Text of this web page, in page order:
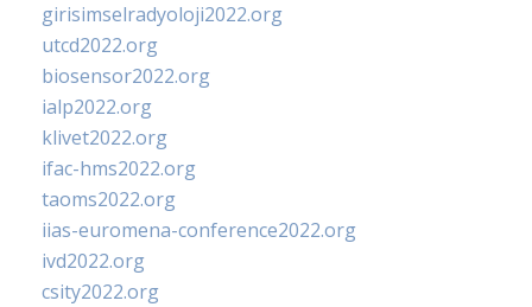
girisimselradyoloji2022.org
utcd2022.org
biosensor2022.org
ialp2022.org
klivet2022.org
ifac-hms2022.org
taoms2022.org
iias-euromena-conference2022.org
ivd2022.org
csity2022.org